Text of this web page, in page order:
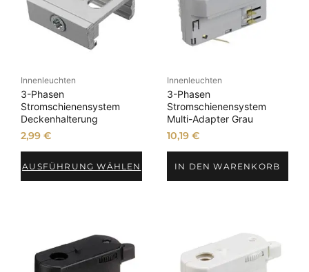
Innenleuchten
3-Phasen
Stromschienensystem
Deckenhalterung
2,99€
AUSFÜHRUNG WÄHLEN
Innenleuchten
3-Phasen
Stromschienensystem
Multi-Adapter Grau
10,19 €
IN DEN WARENKORB